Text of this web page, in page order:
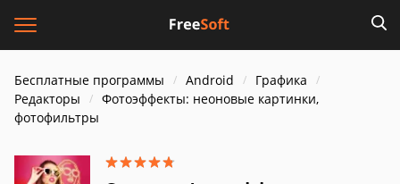
Бесплатные программы Android
Графика
Редакторы
Фотоэффекты: неоновые картинки,
фотофильтры